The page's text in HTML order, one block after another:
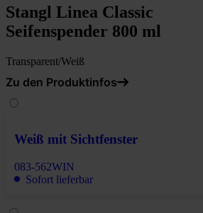
Stangl Linea Classic
Seifenspender 800 ml
Transparent/Weiß
Zu den Produktinfos
Weiß mit Sichtfenster
083-562WIN
Sofort lieferbar